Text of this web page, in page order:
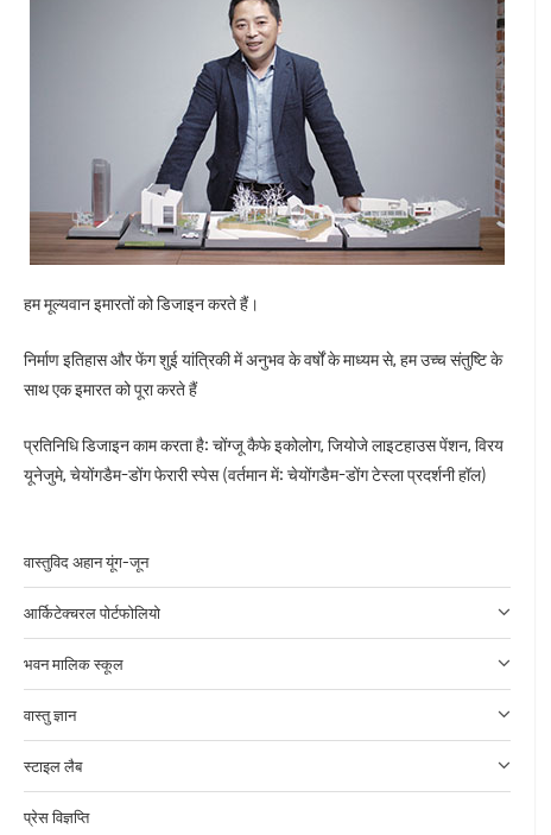
हम मूल्यवान इमारतों को डिजाइन करते हैं।
निर्माण इतिहास और फेंग शुई यांत्रिकी में अनुभव के वर्षों के माध्यम से, हम उच्च संतुष्टि के
साथ एक इमारत को पूरा करते हैं
प्रतिनिधि डिजाइन काम करता है: चोंग्जू कैफे इकोलोग, जियोजे लाइटहाउस पेंशन, विरय
यूनेजुमे, चेयोंगडैम-डोंग फेरारी स्पेस (वर्तमान में: चेयोंगडैम-डोंग टेस्ला प्रदर्शनी हॉल)
वास्तुविद अहान यूंग-जून
आर्किटेक्चरल पोर्टफोलियो
भवन मालिक स्कूल
वास्तु ज्ञान
स्टाइल लैब
प्रेस विज्ञप्ति